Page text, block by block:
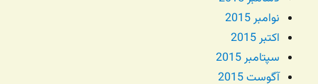
نوامبر 2015
اکتبر 2015
سپتامبر 2015
آگوست 2015